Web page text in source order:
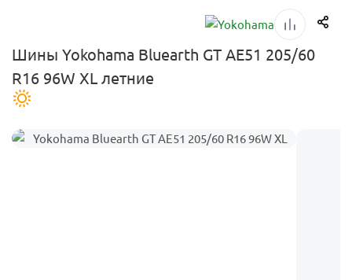
Шины Yokohama Bluearth GT AE51 205/60
R16 96W XL летние